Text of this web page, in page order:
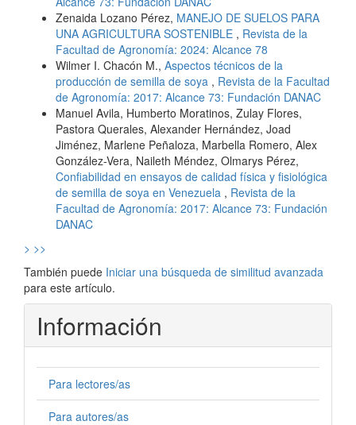
Zenaida Lozano Pérez, MANEJO DE SUELOS PARA
UNA AGRICULTURA SOSTENIBLE , Revista de la
Facultad de Agronomía: 2024: Alcance 78
Wilmer I. Chacón M., Aspectos técnicos de la
producción de semilla de soya , Revista de la Facultad
de Agronomía: 2017: Alcance 73: Fundación DANAC
Manuel Avila, Humberto Moratinos, Zulay Flores,
Pastora Querales, Alexander Hernández, Joad
Jiménez, Marlene Peñaloza, Marbella Romero, Alex
González-Vera, Naileth Méndez, Olmarys Pérez,
Confiabilidad en ensayos de calidad física y fisiológica
de semilla de soya en Venezuela , Revista de la
Facultad de Agronomía: 2017: Alcance 73: Fundación
DANAC
> >>
También puede Iniciar una búsqueda de similitud avanzada
para este artículo.
Información
Para lectores/as
Para autores/as